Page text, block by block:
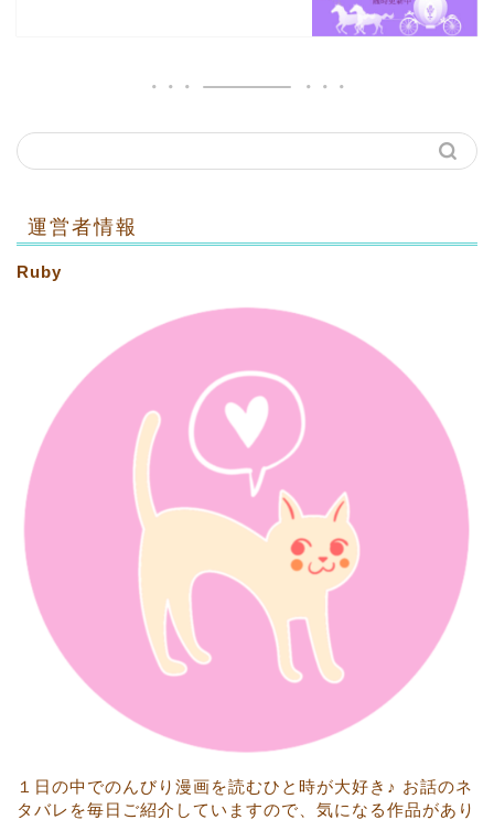
運営者情報
Ruby
１日の中でのんびり漫画を読むひと時が大好き♪ お話のネ
タバレを毎日ご紹介していますので、気になる作品があり